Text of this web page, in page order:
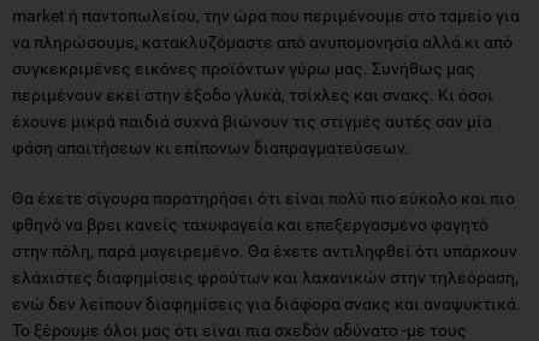
market ή παντοπωλείου, την ώρα που περιμένουμε στο ταμείο για
να πληρώσουμε, κατακλυζόμαστε από ανυπομονησία αλλά κι από
συγκεκριμένες εικόνες προϊόντων γύρω μας. Συνήθως μας
περιμένουν εκεί στην έξοδο γλυκά, τσίχλες και σνακς. Κι όσοι
έχουνε μικρά παιδιά συχνά βιώνουν τις στιγμές αυτές σαν μία
φάση απαιτήσεων κι επίπονων διαπραγματεύσεων.
Θα έχετε σίγουρα παρατηρήσει ότι είναι πολύ πιο εύκολο και πιο
φθηνό να βρει κανείς ταχυφαγεία και επεξεργασμένο φαγητό
στην πόλη, παρά μαγειρεμένο. Θα έχετε αντιληφθεί ότι υπάρχουν
ελάχιστες διαφημίσεις φρούτων και λαχανικών στην τηλεόραση,
ενώ δεν λείπουν διαφημίσεις για διάφορα σνακς και αναψυκτικά.
Το ξέρουμε όλοι μας ότι είναι πια σχεδόν αδύνατο -με τους